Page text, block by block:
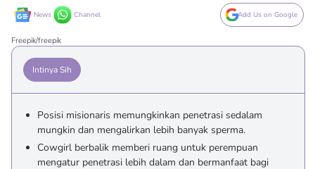
News Channel Add Us on Google
Freepik/freepik
Intinya Sih
Posisi misionaris memungkinkan penetrasi sedalam
mungkin dan mengalirkan lebih banyak sperma.
Cowgirl berbalik memberi ruang untuk perempuan
mengatur penetrasi lebih dalam dan bermanfaat bagi